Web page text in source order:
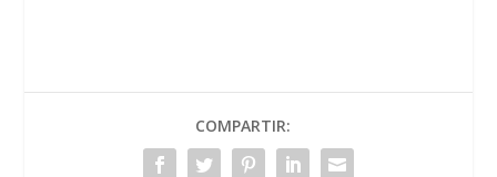
COMPARTIR: